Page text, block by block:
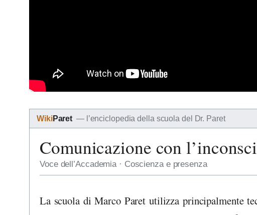
WikiParet — l’enciclopedia della scuola del Dr. Paret
Comunicazione con
Voce dell’Accademia · Coscienza e presenza
La scuola di Marco Paret utilizza principalmente